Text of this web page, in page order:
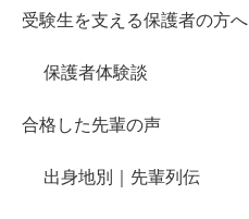
受験生を支える保護者の方へ
保護者体験談
合格した先輩の声
出身地別｜先輩列伝